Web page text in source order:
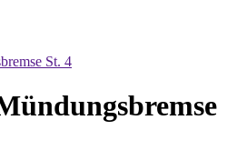
St. 4